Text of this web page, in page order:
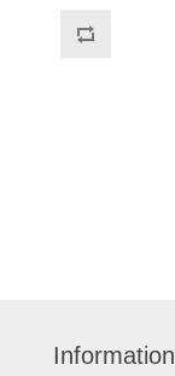
Information